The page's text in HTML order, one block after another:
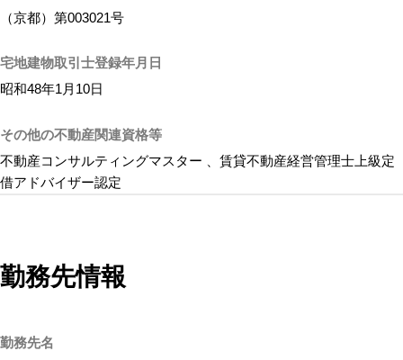
（京都）第003021号
宅地建物取引士登録年月日
昭和48年1月10日
その他の不動産関連資格等
不動産コンサルティングマスター 、賃貸不動産経営管理士上級定
借アドバイザー認定
勤務先情報
勤務先名